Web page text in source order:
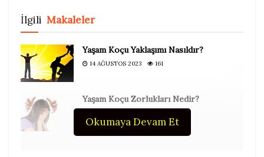
İlgili Makaleler
Yaşam Koçu Yaklaşımı Nasıldır?
14 AĞUSTOS 2023 161
Yaşam Koçu Zorlukları Nedir?
Okumaya Devam Et